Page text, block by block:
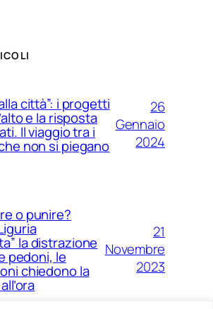
città”: i progetti
e la risposta
Il viaggio tra i
non si piegano
26
Gennaio
2024
o punire?
la distrazione
pedoni, le
chiedono la
21
Novembre
2023